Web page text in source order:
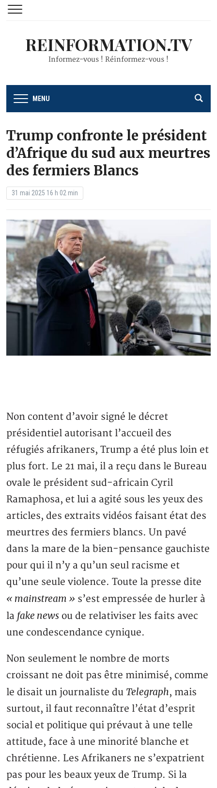
REINFORMATION.TV
Informez-vous ! Réinformez-vous !
MENU
Trump confronte le président
d’Afrique du sud aux meurtres
des fermiers Blancs
31 mai 2025 16 h 02 min
Non content d’avoir signé le décret
présidentiel autorisant l’accueil des
réfugiés afrikaners, Trump a été plus loin et
plus fort. Le 21 mai, il a reçu dans le Bureau
ovale le président sud-africain Cyril
Ramaphosa, et lui a agité sous les yeux des
articles, des extraits vidéos faisant état des
meurtres des fermiers blancs. Un pavé
dans la mare de la bien-pensance gauchiste
pour qui il n’y a qu’un seul racisme et
qu’une seule violence. Toute la presse dite
« mainstream » s’est empressée de hurler à
la fake news ou de relativiser les faits avec
une condescendance cynique.
Non seulement le nombre de morts
croissant ne doit pas être minimisé, comme
le disait un journaliste du Telegraph, mais
surtout, il faut reconnaître l’état d’esprit
social et politique qui prévaut à une telle
attitude, face à une minorité blanche et
chrétienne. Les Afrikaners ne s’expatrient
pas pour les beaux yeux de Trump. Si la